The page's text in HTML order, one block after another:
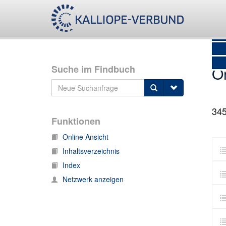
Suche im Findbuch
Funktionen
Online Ansicht
Inhaltsverzeichnis
Index
Netzwerk anzeigen